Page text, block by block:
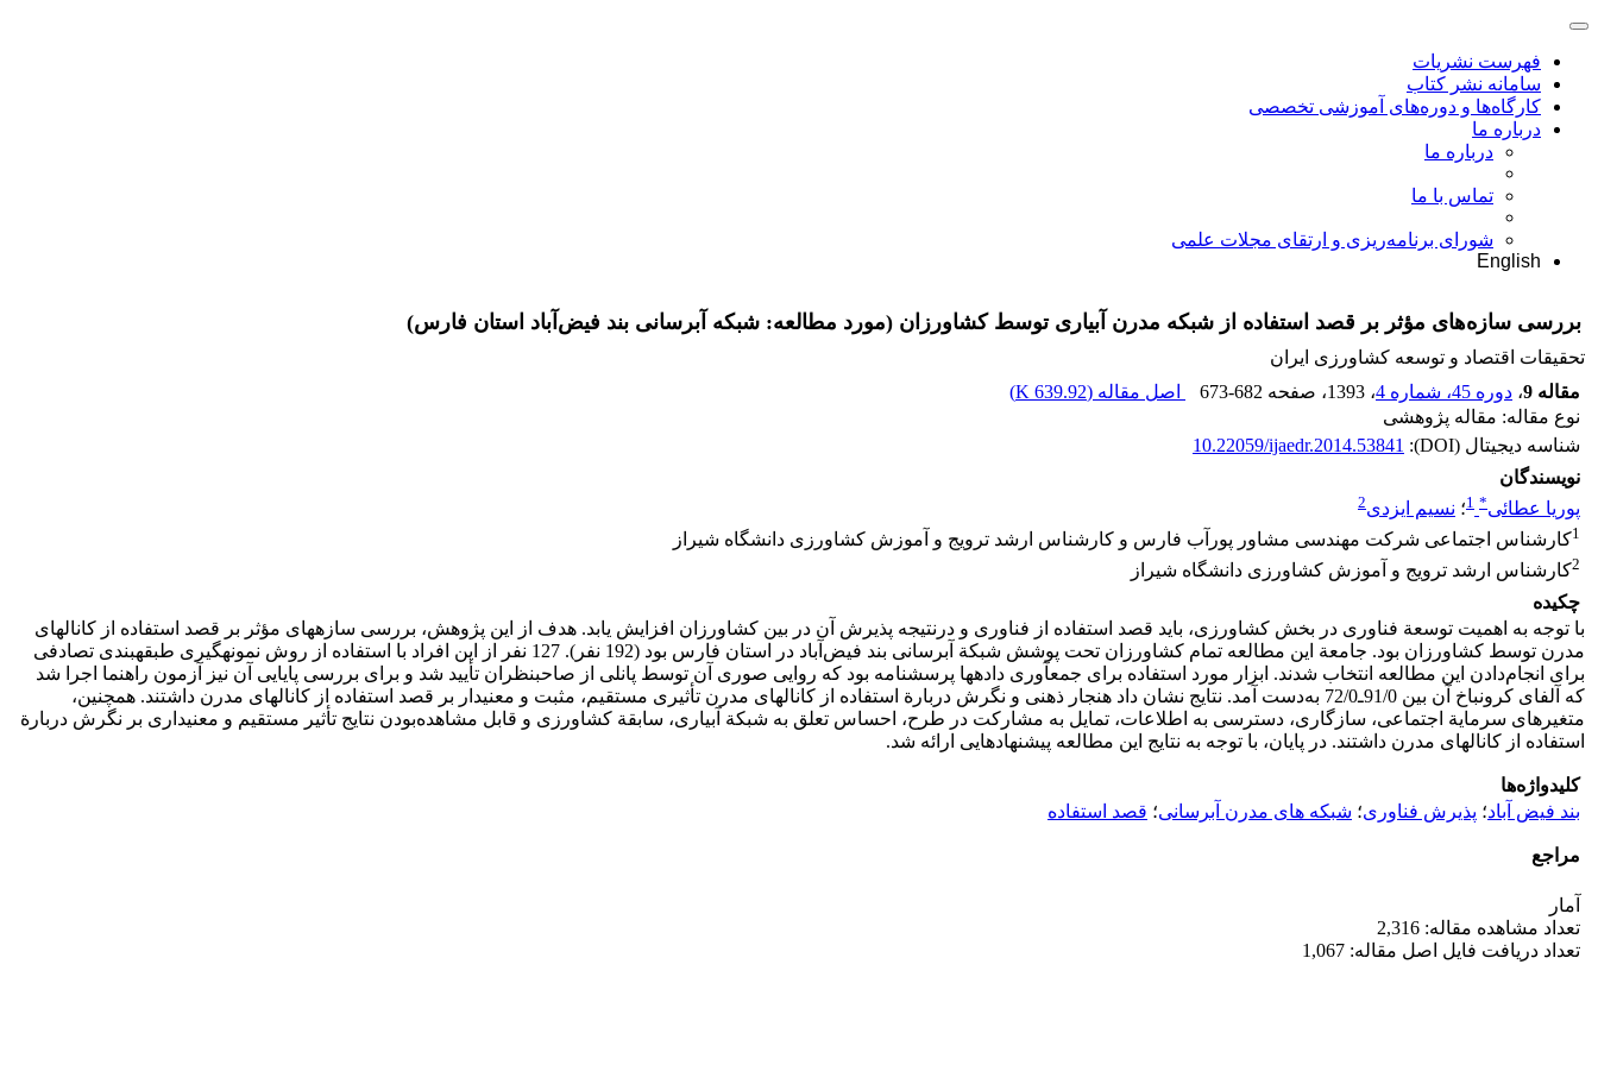
فهرست نشریات
سامانه نشر کتاب
کارگاه‌ها و دوره‌های آموزشی تخصصی
درباره ما
درباره ما
تماس با ما
شورای برنامه‌ریزی و ارتقای مجلات علمی
English
بررسی سازه‌های مؤثر بر قصد استفاده از شبکه مدرن آبیاری توسط کشاورزان (مورد مطالعه: شبکه آبرسانی بند فیض‌آباد استان فارس)
تحقیقات اقتصاد و توسعه کشاورزی ایران
مقاله 9
، دوره 45، شماره 4 ، 1393 ، صفحه 673-682 اصل مقاله (639.92 K
)
نوع مقاله: مقاله پژوهشی
شناسه دیجیتال (DOI):
10.22059/ijaedr.2014.53841
نویسندگان
پوریا عطائی*
1؛ نسیم ایزدی2
1کارشناس اجتماعی شرکت مهندسی مشاور پورآب فارس و کارشناس ارشد ترویج و آموزش کشاورزی دانشگاه شیراز
2کارشناس ارشد ترویج و آموزش کشاورزی دانشگاه شیراز
چکیده
با توجه به اهمیت توسعة فناوری در بخش کشاورزی، باید قصد استفاده از فناوری و درنتیجه پذیرش آن در بین کشاورزان افزایش یابد. هدف از این پژوهش، بررسی سازه­های مؤثر بر قصد استفاده از کانال­های
مدرن توسط کشاورزان بود. جامعة این مطالعه تمام کشاورزان تحت پوشش شبکة آبرسانی بند فیض‌آباد در استان فارس بود (192 نفر). 127 نفر از این افراد با استفاده از روش نمونه­گیری طبقه­بندی تصادفی
برای انجام‌دادن این مطالعه انتخاب شدند. ابزار مورد استفاده برای جمع­آوری داده­ها پرسشنامه بود که روایی صوری آن توسط پانلی از صاحب­نظران تأیید شد و برای بررسی پایایی آن نیز آزمون راهنما اجرا شد
که آلفای کرونباخ آن بین 91/0ـ72/0 به‌دست آمد. نتایج نشان داد هنجار ذهنی و نگرش دربارة استفاده از کانال­های مدرن تأثیری مستقیم، مثبت و معنی­دار بر قصد استفاده از کانال­های مدرن داشتند. همچنین،
متغیرهای سرمایة اجتماعی، سازگاری، دسترسی به اطلاعات، تمایل به مشارکت در طرح، احساس تعلق به شبکة آبیاری، سابقة کشاورزی و قابل مشاهده‌بودن نتایج تأثیر مستقیم و معنی­داری بر نگرش دربارة
استفاده از کانال­های مدرن داشتند. در پایان، با توجه به نتایج این مطالعه پیشنهادهایی ارائه شد.
کلیدواژه‌ها
بند فیض آباد؛ پذیرش فناوری؛ شبکه های مدرن آبرسانی؛ قصد استفاده
مراجع
آمار
تعداد مشاهده مقاله: 2,316
تعداد دریافت فایل اصل مقاله: 1,067